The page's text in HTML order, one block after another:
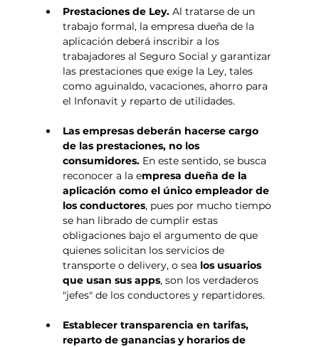
Prestaciones de Ley. Al tratarse de un
trabajo formal, la empresa dueña de la
aplicación deberá inscribir a los
trabajadores al Seguro Social y garantizar
las prestaciones que exige la Ley, tales
como aguinaldo, vacaciones, ahorro para
el Infonavit y reparto de utilidades.
Las empresas deberán hacerse cargo
de las prestaciones, no los
consumidores. En este sentido, se busca
reconocer a la empresa dueña de la
aplicación como el único empleador de
los conductores, pues por mucho tiempo
se han librado de cumplir estas
obligaciones bajo el argumento de que
quienes solicitan los servicios de
transporte o delivery, o sea los usuarios
que usan sus apps, son los verdaderos
"jefes" de los conductores y repartidores.
Establecer transparencia en tarifas,
reparto de ganancias y horarios de